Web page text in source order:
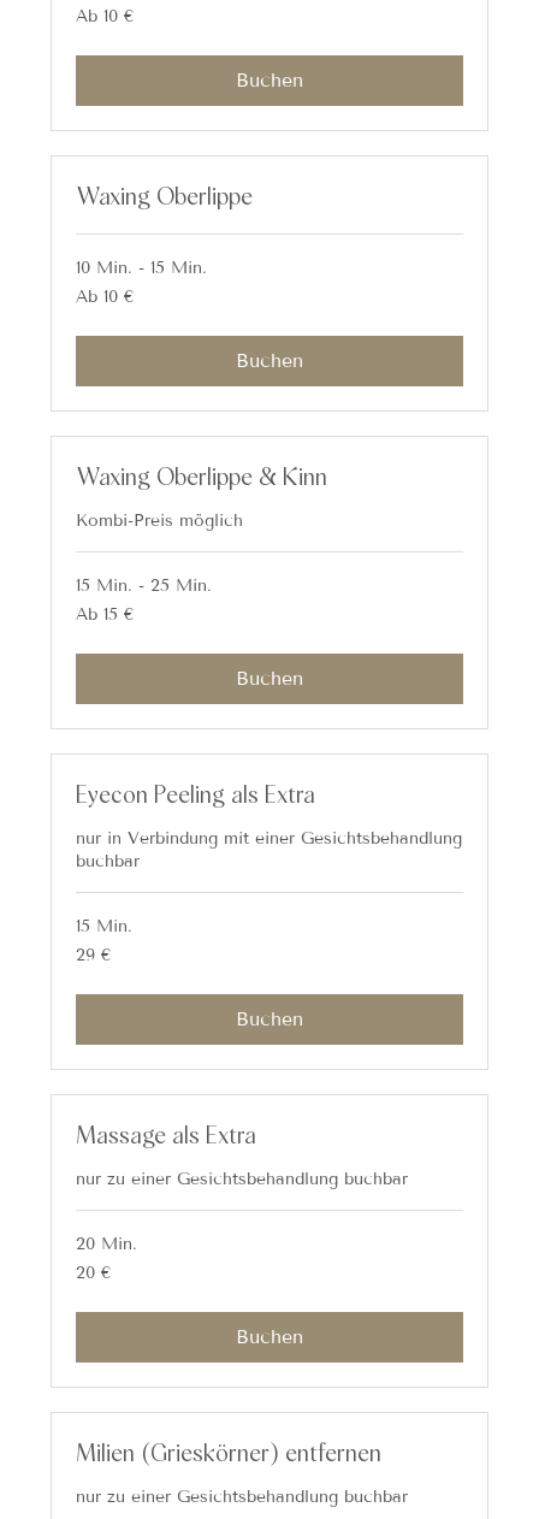
Ab
10
Ab 10 €
Buchen
Waxing Oberlippe
10 Min. - 15 Min.
Ab
10
Ab 10 €
Buchen
Waxing Oberlippe & Kinn
Kombi-Preis möglich
15 Min. - 25 Min.
Ab
15
Ab 15 €
Buchen
Eyecon Peeling als Extra
nur in Verbindung mit einer Gesichtsbehandlung
buchbar
15 Min.
29
Euro
29 €
Buchen
Massage als Extra
nur zu einer Gesichtsbehandlung buchbar
20 Min.
20
Euro
20 €
Buchen
Milien (Grieskörner) entfernen
nur zu einer Gesichtsbehandlung buchbar